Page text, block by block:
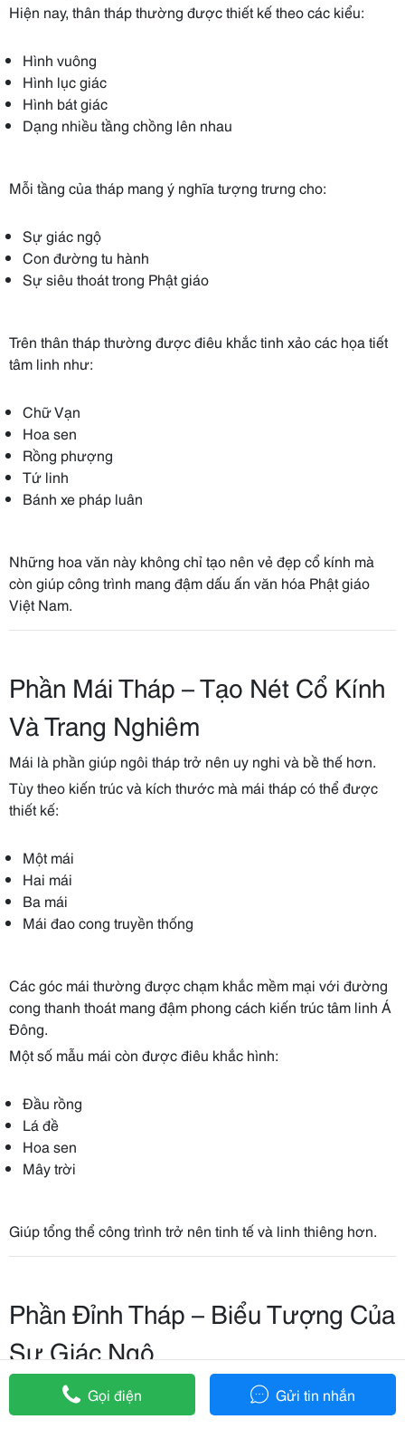
Hiện nay, thân tháp thường được thiết kế theo các kiểu:
Hình vuông
Hình lục giác
Hình bát giác
Dạng nhiều tầng chồng lên nhau
Mỗi tầng của tháp mang ý nghĩa tượng trưng cho:
Sự giác ngộ
Con đường tu hành
Sự siêu thoát trong Phật giáo
Trên thân tháp thường được điêu khắc tinh xảo các họa tiết
tâm linh như:
Chữ Vạn
Hoa sen
Rồng phượng
Tứ linh
Bánh xe pháp luân
Những hoa văn này không chỉ tạo nên vẻ đẹp cổ kính mà
còn giúp công trình mang đậm dấu ấn văn hóa Phật giáo
Việt Nam.
Phần Mái Tháp – Tạo Nét Cổ Kính
Và Trang Nghiêm
Mái là phần giúp ngôi tháp trở nên uy nghi và bề thế hơn.
Tùy theo kiến trúc và kích thước mà mái tháp có thể được
thiết kế:
Một mái
Hai mái
Ba mái
Mái đao cong truyền thống
Các góc mái thường được chạm khắc mềm mại với đường
cong thanh thoát mang đậm phong cách kiến trúc tâm linh Á
Đông.
Một số mẫu mái còn được điêu khắc hình:
Đầu rồng
Lá đề
Hoa sen
Mây trời
Giúp tổng thể công trình trở nên tinh tế và linh thiêng hơn.
Phần Đỉnh Tháp – Biểu Tượng Của
Sự Giác Ngộ
Đỉnh tháp là phần cao nhất và cũng là chi tiết mang giá trị
tâm linh sâu sắc nhất của công trình.
Gọi điện Gửi tin nhắn